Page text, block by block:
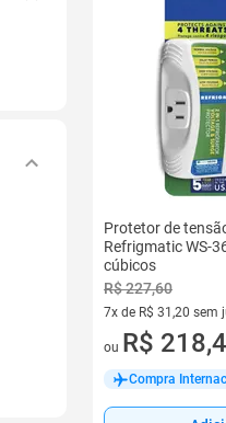
Protetor de
Refrigmatic WS-
cúbicos
R$ 227,60
7x de R$ 31,20 sem
7 vez de R$ 31,20
ou R$
Compra